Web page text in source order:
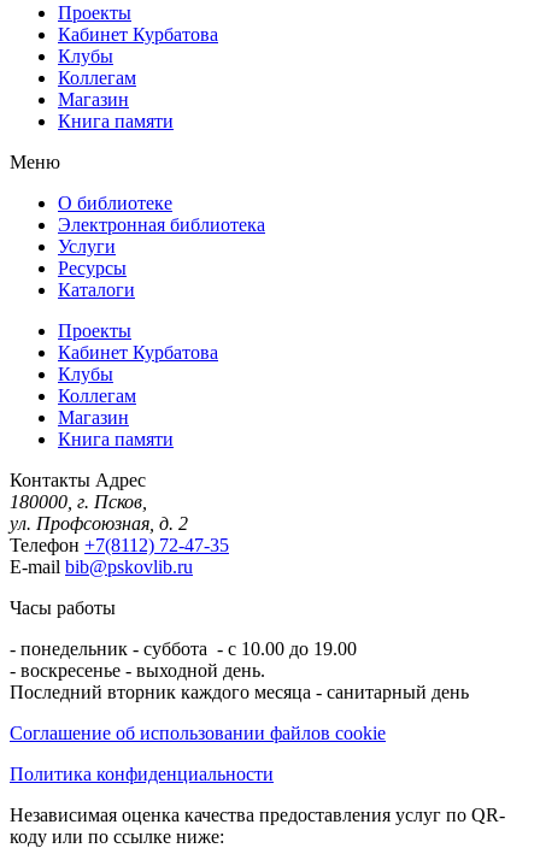
Проекты
Кабинет Курбатова
Клубы
Коллегам
Магазин
Книга памяти
Меню
О библиотеке
Электронная библиотека
Услуги
Ресурсы
Каталоги
Проекты
Кабинет Курбатова
Клубы
Коллегам
Магазин
Книга памяти
Контакты Адрес
180000, г. Псков,
ул. Профсоюзная, д. 2
Телефон +7(8112) 72-47-35
E-mail bib@pskovlib.ru
Часы работы
- понедельник - суббота - с 10.00 до 19.00
- воскресенье - выходной день.
Последний вторник каждого месяца - санитарный день
Соглашение об использовании файлов cookie
Политика конфиденциальности
Независимая оценка качества предоставления услуг по QR-
коду или по ссылке ниже: